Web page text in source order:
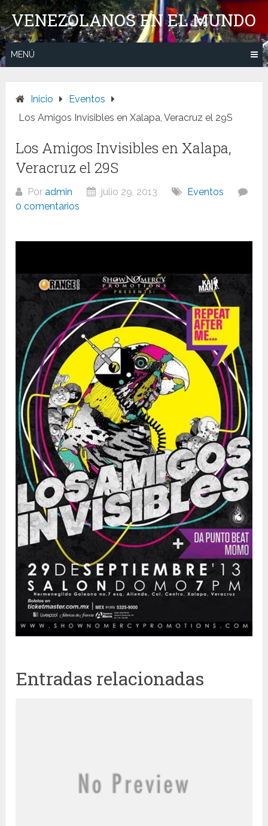
Saltar
al
contenido
VENEZOLANOS EN EL MUNDO
MENÚ
Inicio
Eventos
Los Amigos Invisibles en Xalapa, Veracruz el 29S
Los Amigos Invisibles en Xalapa,
Veracruz el 29S
Poradmin julio 29, 2013
Eventos
0 comentarios
Entradas relacionadas